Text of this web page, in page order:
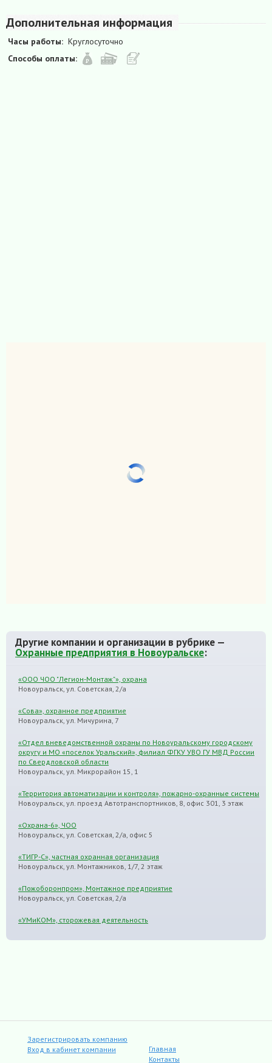
Дополнительная информация
Часы работы: Круглосуточно
Способы оплаты:
Другие компании и организации в рубрике —
Охранные предприятия в Новоуральске:
«ООО ЧОО "Легион-Монтаж"», охрана
Новоуральск, ул. Советская, 2/а
«Сова», охранное предприятие
Новоуральск, ул. Мичурина, 7
«Отдел вневедомственной охраны по Новоуральскому городскому
округу и МО «поселок Уральский», филиал ФГКУ УВО ГУ МВД России
по Свердловской области
Новоуральск, ул. Микрорайон 15, 1
«Территория автоматизации и контроля», пожарно-охранные системы
Новоуральск, ул. проезд Автотранспортников, 8, офис 301, 3 этаж
«Охрана-6», ЧОО
Новоуральск, ул. Советская, 2/а, офис 5
«ТИГР-С», частная охранная организация
Новоуральск, ул. Монтажников, 1/7, 2 этаж
«Пожоборонпром», Монтажное предприятие
Новоуральск, ул. Советская, 2/а
«УМиКОМ», сторожевая деятельность
Зарегистрировать компанию
Вход в кабинет компании
Главная
Контакты